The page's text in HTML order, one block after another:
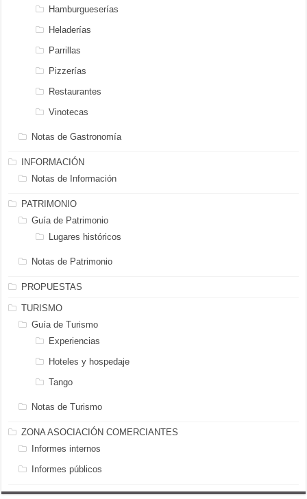
Hamburgueserías
Heladerías
Parrillas
Pizzerías
Restaurantes
Vinotecas
Notas de Gastronomía
INFORMACIÓN
Notas de Información
PATRIMONIO
Guía de Patrimonio
Lugares históricos
Notas de Patrimonio
PROPUESTAS
TURISMO
Guía de Turismo
Experiencias
Hoteles y hospedaje
Tango
Notas de Turismo
ZONA ASOCIACIÓN COMERCIANTES
Informes internos
Informes públicos